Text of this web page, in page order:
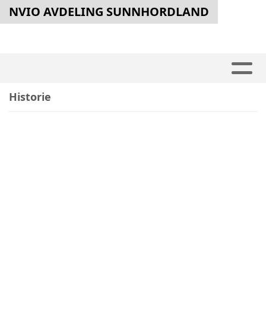
NVIO AVDELING SUNNHORDLAND
Historie